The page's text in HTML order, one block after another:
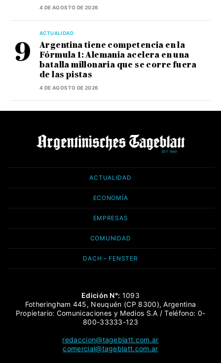
4 DE AGOSTO DE 2026
ACTUALIDAD
Argentina tiene competencia en la
Fórmula 1: Alemania acelera en una
batalla millonaria que se corre fuera
de las pistas
4 DE AGOSTO DE 2026
ACTUALIDAD
ECONOMÍA
EMPRESAS
COMUNIDAD
DACH – FENSTER
Edición N°: 1093
Fotheringham 445, Neuquén (CP 8300), Argentina
Propietario: Comunicaciones y Medios S.A / Teléfono: 0-
800-33333-123
redaccion@tageblatt.com.ar
comercial@tageblatt.com.ar